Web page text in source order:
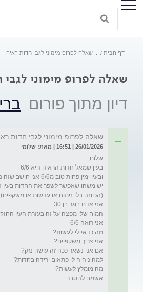
דף הבית שאלה לפרופ מימוני לגבי חדות ראיה
שאלה לפרופ מימוני לגבי
דיון מתוך פורום
שאלה לפרופ מימוני לגבי חדות
26/01/2026 | 16:51 | מאת: שלומי
יש משהו שאפשר לשפר את החדות בעין
המוח שלי מפצה על זה בעזרת העין
אשמח להסבר